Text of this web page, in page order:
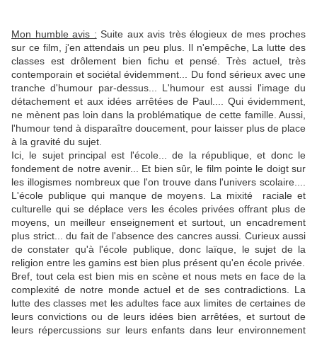
Mon humble avis : Suite aux avis très élogieux de mes proches
sur ce film, j'en attendais un peu plus. Il n'empêche, La lutte des
classes est drôlement bien fichu et pensé. Très actuel, très
contemporain et sociétal évidemment... Du fond sérieux avec une
tranche d'humour par-dessus... L'humour est aussi l'image du
détachement et aux idées arrêtées de Paul.... Qui évidemment,
ne mènent pas loin dans la problématique de cette famille. Aussi,
l'humour tend à disparaître doucement, pour laisser plus de place
à la gravité du sujet.
Ici, le sujet principal est l'école... de la république, et donc le
fondement de notre avenir... Et bien sûr, le film pointe le doigt sur
les illogismes nombreux que l'on trouve dans l'univers scolaire....
L'école publique qui manque de moyens. La mixité raciale et
culturelle qui se déplace vers les écoles privées offrant plus de
moyens, un meilleur enseignement et surtout, un encadrement
plus strict... du fait de l'absence des cancres aussi. Curieux aussi
de constater qu'à l'école publique, donc laïque, le sujet de la
religion entre les gamins est bien plus présent qu'en école privée.
Bref, tout cela est bien mis en scène et nous mets en face de la
complexité de notre monde actuel et de ses contradictions. La
lutte des classes met les adultes face aux limites de certaines de
leurs convictions ou de leurs idées bien arrêtées, et surtout de
leurs répercussions sur leurs enfants dans leur environnement